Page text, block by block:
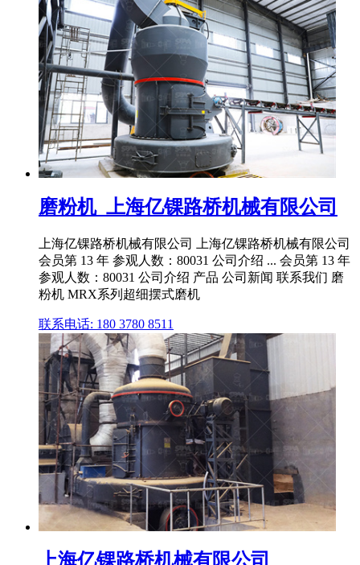
磨粉机_上海亿锞路桥机械有限公司
上海亿锞路桥机械有限公司 上海亿锞路桥机械有限公司
会员第 13 年 参观人数：80031 公司介绍 ... 会员第 13 年
参观人数：80031 公司介绍 产品 公司新闻 联系我们 磨
粉机 MRX系列超细摆式磨机
联系电话: 180 3780 8511
上海亿锞路桥机械有限公司